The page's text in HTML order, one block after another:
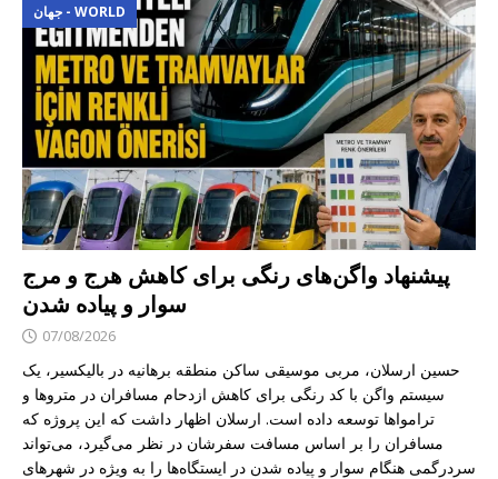
جهان - WORLD
پیشنهاد واگن‌های رنگی برای کاهش هرج و مرج
سوار و پیاده شدن
07/08/2026
حسین ارسلان، مربی موسیقی ساکن منطقه برهانیه در بالیکسیر، یک
سیستم واگن با کد رنگی برای کاهش ازدحام مسافران در متروها و
ترامواها توسعه داده است. ارسلان اظهار داشت که این پروژه که
مسافران را بر اساس مسافت سفرشان در نظر می‌گیرد، می‌تواند
سردرگمی هنگام سوار و پیاده شدن در ایستگاه‌ها را به ویژه در شهرهای